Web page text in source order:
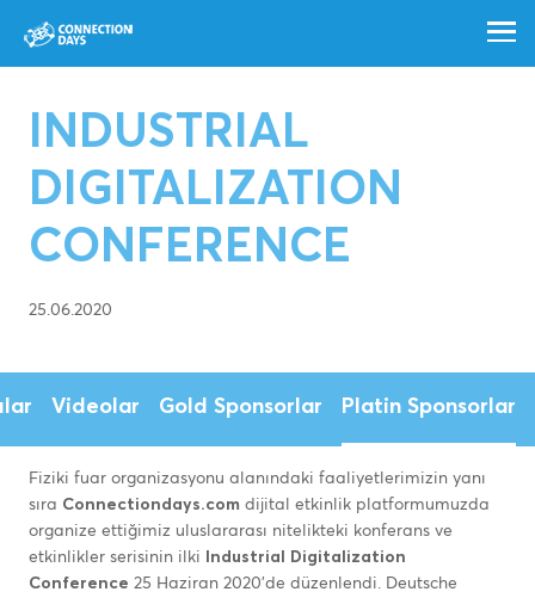
INDUSTRIAL
DIGITALIZATION
CONFERENCE
25.06.2020
Videolar Gold Sponsorlar Platin Sponsorlar
Fiziki fuar organizasyonu alanındaki faaliyetlerimizin yanı
sıra Connectiondays.com dijital etkinlik platformumuzda
organize ettiğimiz uluslararası nitelikteki konferans ve
etkinlikler serisinin ilki
Industrial Digitalization
Conference 25 Haziran 2020’de düzenlendi. Deutsche